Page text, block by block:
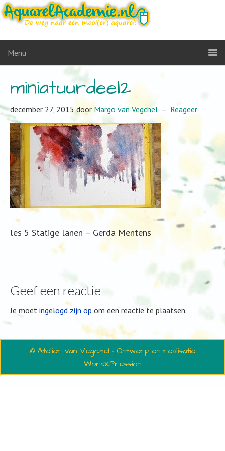
Menu
miniatuurdeel2
december 27, 2015door Margo van Vegchel Reageer
les 5 Statige lanen – Gerda Mentens
Geef een reactie
Je moet ingelogd zijn op om een reactie te plaatsen.
© Atelier van Vegchel · Ontwerp en realisatie
WordXPression